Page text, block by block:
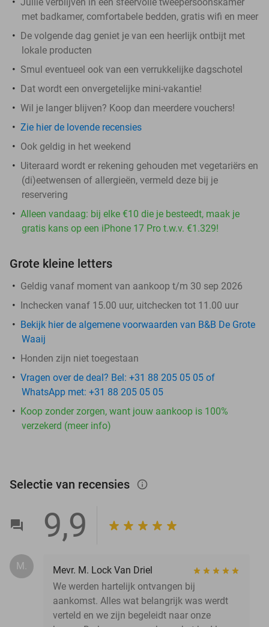
met badkamer, comfortabele bedden, gratis wifi en meer
De volgende dag geniet je van een heerlijk ontbijt met
lokale producten
Smul eventueel ook van een verrukkelijke dagschotel
Dat wordt een onvergetelijke mini-vakantie!
Wil je langer blijven? Koop dan meerdere vouchers!
Zie hier de lovende recensies
Ook geldig in het weekend
Uiteraard wordt er rekening gehouden met vegetariërs en
(di)eetwensen of allergieën, vermeld deze bij je
reservering
Alleen vandaag: bij elke €10 die je besteedt, maak je
gratis kans op een iPhone 17 Pro t.w.v. €1.329!
Grote kleine letters
Geldig vanaf moment van aankoop t/m 30 sep 2026
Inchecken vanaf 15.00 uur, uitchecken tot 11.00 uur
Bekijk hier de algemene voorwaarden van B&B De Grote
Waaij
Honden zijn niet toegestaan
Vragen over de deal? Bel: +31 88 205 05 05 of
WhatsApp met: +31 88 205 05 05
Koop zonder zorgen, want jouw aankoop is 100%
verzekerd (meer info)
Selectie van recensies info_outlined
9,9
M.
Mevr. M. Lock Van Driel
We werden hartelijk ontvangen bij
aankomst. Alles wat belangrijk was werdt
verteld en we zijn begeleidt naar onze